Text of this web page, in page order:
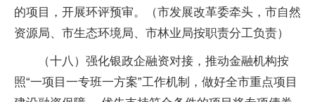
的项目，开展环评预审。（市发展改革委牵头，市自然
资源局、市生态环境局、市林业局按职责分工负责）
（十八）强化银政企融资对接，推动金融机构按
照“一项目一专班一方案”工作机制，做好全市重点项目